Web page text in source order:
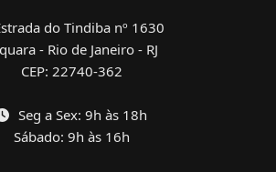
do Tindiba nº 1630
- Rio de Janeiro - RJ
CEP: 22740-362
Seg a Sex: 9h às 18h
Sábado: 9h às 16h